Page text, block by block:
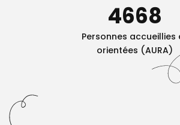
4668
Personnes accueillies
orientées (AURA)